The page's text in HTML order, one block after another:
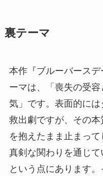
裏テーマ
本作『ブルーバース
ーマは、「喪失の受
気」です。表面的に
救出劇ですが、その
を抱えたまま止まっ
真剣な関わりを通じ
という点にあります